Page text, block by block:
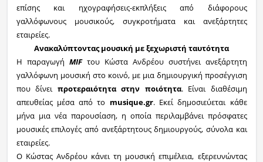
επίσης και ηχογραφήσεις-εκπλήξεις από διάφορους
γαλλόφωνους μουσικούς, συγκροτήματα και ανεξάρτητες
εταιρείες.
Ανακαλύπτοντας μουσική με ξεχωριστή ταυτότητα
Η παραγωγή MIF του Κώστα Ανδρέου συστήνει ανεξάρτητη
γαλλόφωνη μουσική στο κοινό, με μια δημιουργική προσέγγιση
που δίνει προτεραιότητα στην ποιότητα. Είναι διαθέσιμη
απευθείαςμέσα από το musique.gr. Εκεί δημοσιεύεται κάθε
μήνα μια νέα παρουσίαση, η οποία περιλαμβάνει πρόσφατες
μουσικές επιλογές από ανεξάρτητους δημιουργούς, σύνολα και
εταιρείες.
Ο Κώστας Ανδρέου κάνει τη μουσικήεπιμέλεια, εξερευνώντας